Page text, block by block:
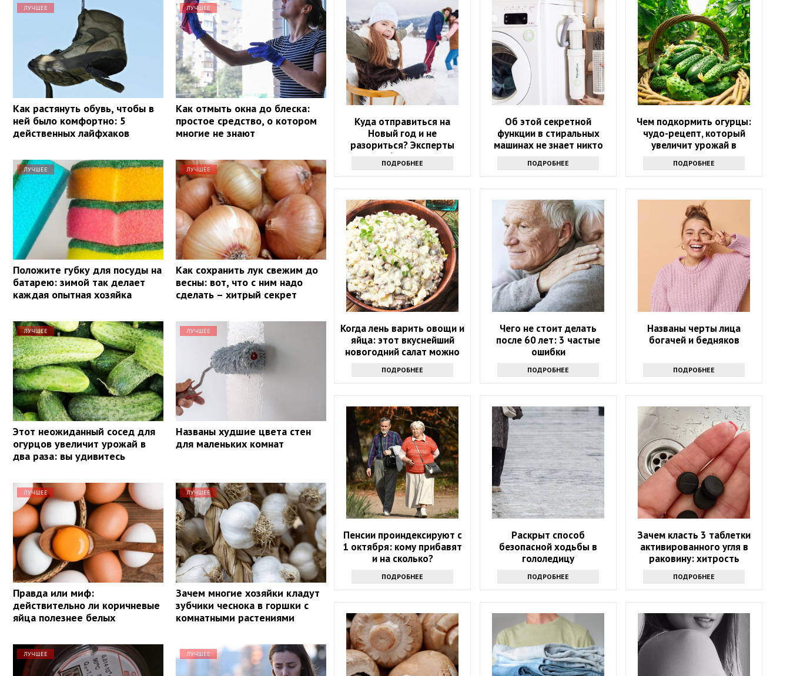
ЛУЧШЕЕ
Как растянуть обувь, чтобы в
ней было комфортно: 5
действенных лайфхаков
ЛУЧШЕЕ
Как отмыть окна до блеска:
простое средство, о котором
многие не знают
ЛУЧШЕЕ
Положите губку для посуды на
батарею: зимой так делает
каждая опытная хозяйка
ЛУЧШЕЕ
Как сохранить лук свежим до
весны: вот, что с ним надо
сделать – хитрый секрет
ЛУЧШЕЕ
Этот неожиданный сосед для
огурцов увеличит урожай в
два раза: вы удивитесь
ЛУЧШЕЕ
Названы худшие цвета стен
для маленьких комнат
ЛУЧШЕЕ
Правда или миф:
действительно ли коричневые
яйца полезнее белых
ЛУЧШЕЕ
Зачем многие хозяйки кладут
зубчики чеснока в горшки с
комнатными растениями
ЛУЧШЕЕ ЛУЧШЕЕ
Куда отправиться на
Новый год и не
разориться? Эксперты
назвали 6 направлений
ПОДРОБНЕЕ
Об этой секретной
функции в стиральных
машинах не знает никто
ПОДРОБНЕЕ
Чем подкормить огурцы:
чудо-рецепт, который
увеличит урожай в
ПОДРОБНЕЕ
Когда лень варить овощи и
яйца: этот вкуснейший
новогодний салат можно
ПОДРОБНЕЕ
Чего не стоит делать
после 60 лет: 3 частые
ошибки
ПОДРОБНЕЕ
Названы черты лица
богачей и бедняков
ПОДРОБНЕЕ
Пенсии проиндексируют с
1 октября: кому прибавят
и на сколько?
ПОДРОБНЕЕ
Раскрыт способ
безопасной ходьбы в
гололедицу
ПОДРОБНЕЕ
Зачем класть 3 таблетки
активированного угля в
раковину: хитрость
ПОДРОБНЕЕ